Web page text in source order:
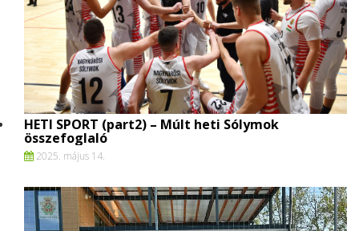
HETI SPORT (part2) – Múlt heti Sólymok
összefoglaló
2025. május 14.